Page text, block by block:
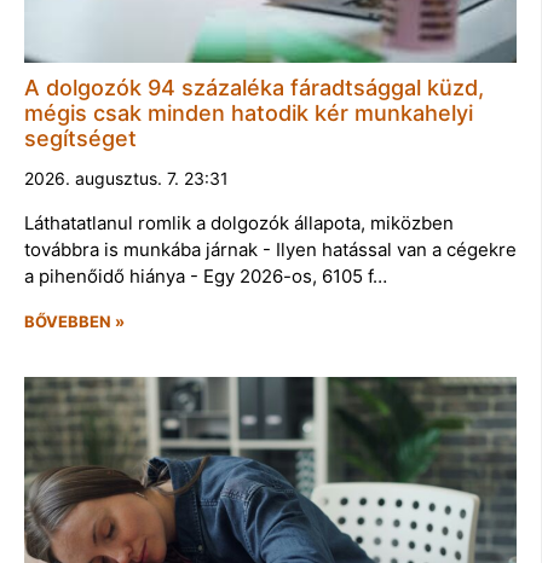
A dolgozók 94 százaléka fáradtsággal küzd,
mégis csak minden hatodik kér munkahelyi
segítséget
2026. augusztus. 7. 23:31
Láthatatlanul romlik a dolgozók állapota, miközben
továbbra is munkába járnak - Ilyen hatással van a cégekre
a pihenőidő hiánya - Egy 2026-os, 6105 f…
BŐVEBBEN »